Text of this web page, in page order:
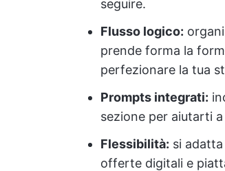
seguire.
Flusso logico:
prende forma la
perfezionare la tua
Prompts integrati:
sezione per aiutarti
Flessibilità: si
offerte digitali e